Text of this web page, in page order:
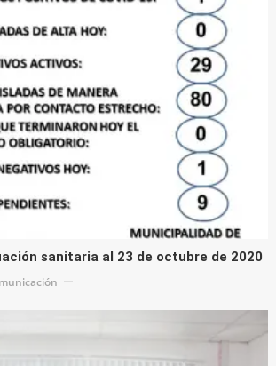
sanitaria al 23 de octubre de 2020